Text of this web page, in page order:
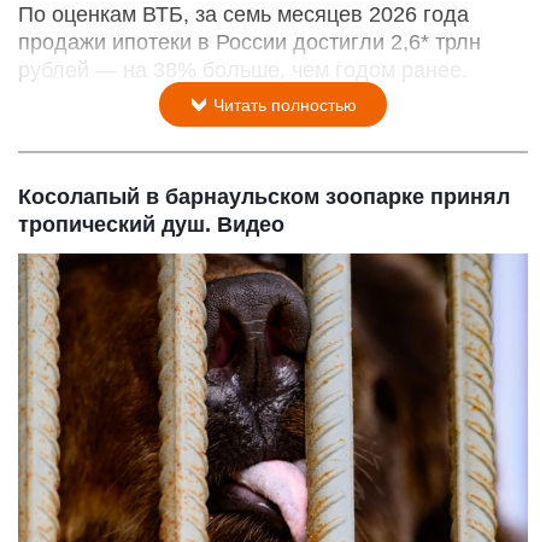
По оценкам ВТБ, за семь месяцев 2026 года
продажи ипотеки в России достигли 2,6* трлн
рублей — на 38% больше, чем годом ранее.
Читать полностью
Косолапый в барнаульском зоопарке принял
тропический душ. Видео